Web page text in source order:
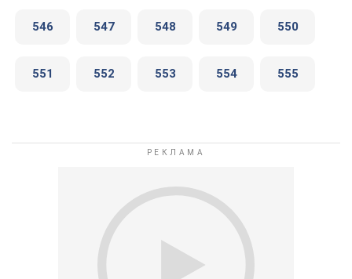
546 547 548 549 550
551 552 553 554 555